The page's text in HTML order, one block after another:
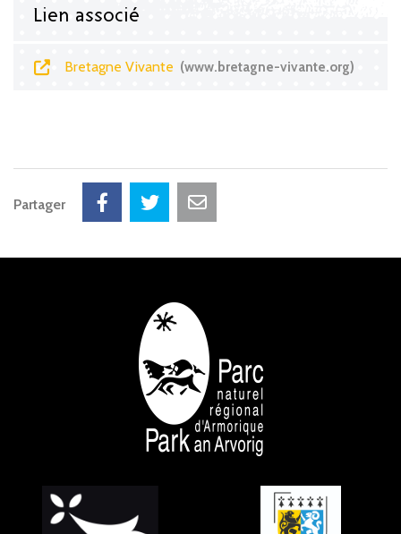
Lien associé
Bretagne Vivante www.bretagne-vivante.org
Partager
NOS PARTENAIRES